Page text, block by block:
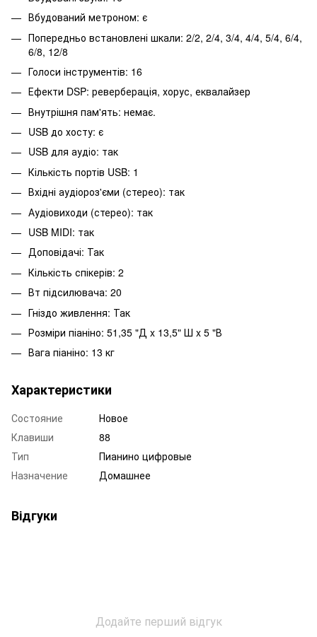
Вбудований метроном: є
Попередньо встановлені шкали: 2/2, 2/4, 3/4, 4/4, 5/4, 6/4,
6/8, 12/8
Голоси інструментів: 16
Ефекти DSP: реверберація, хорус, еквалайзер
Внутрішня пам'ять: немає.
USB до хосту: є
USB для аудіо: так
Кількість портів USB: 1
Вхідні аудіороз'єми (стерео): так
Аудіовиходи (стерео): так
USB MIDI: так
Доповідачі: Так
Кількість спікерів: 2
Вт підсилювача: 20
Гніздо живлення: Так
Розміри піаніно: 51,35 "Д x 13,5" Ш x 5 "В
Вага піаніно: 13 кг
Характеристики
Состояние
Новое
Клавиши
88
Тип
Пианино цифровые
Назначение
Домашнее
Відгуки
Додайте перший відгук